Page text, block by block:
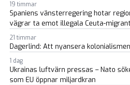
19 timmar
Spaniens vänsterregering hotar
vägrar ta emot illegala Ceuta-
21 timmar
Dagerlind: Att nyansera
1 dag
Ukrainas luftvärn pressas – Nato
som EU öppnar miljardkran